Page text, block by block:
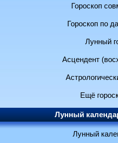
Гороскоп
Гороскоп по
Лунный
Асцендент
Ещё
Лунный
Лунный